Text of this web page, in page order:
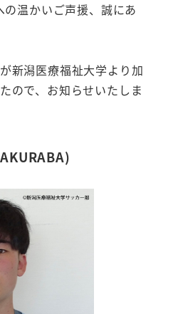
の温かいご声援、誠にあ
新潟医療福祉大学より加
ので、お知らせいたしま